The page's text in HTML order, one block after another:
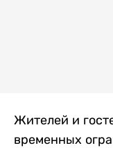
Жителей и
временных